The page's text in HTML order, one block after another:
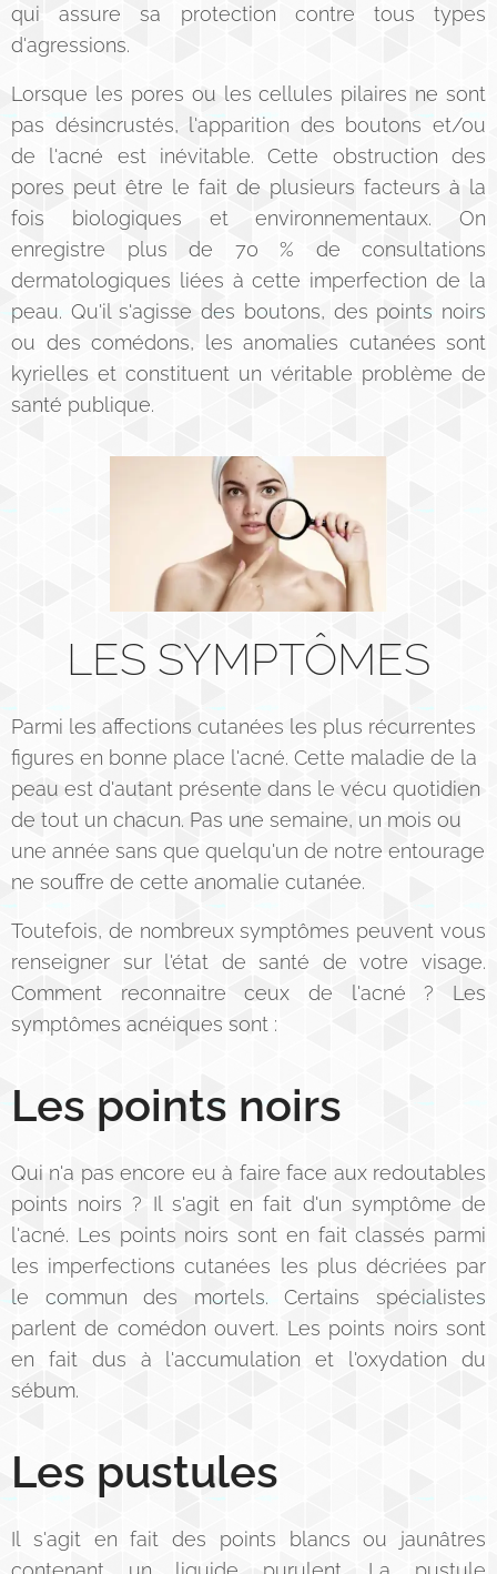
qui assure sa protection contre tous types
d'agressions.
Lorsque les pores ou les cellules pilaires ne sont
pas désincrustés, l'apparition des boutons et/ou
de l'acné est inévitable. Cette obstruction des
pores peut être le fait de plusieurs facteurs à la
fois biologiques et environnementaux. On
enregistre plus de 70 % de consultations
dermatologiques liées à cette imperfection de la
peau. Qu'il s'agisse des boutons, des points noirs
ou des comédons, les anomalies cutanées sont
kyrielles et constituent un véritable problème de
santé publique.
LES SYMPTÔMES
Parmi les affections cutanées les plus récurrentes
figures en bonne place l'acné. Cette maladie de la
peau est d'autant présente dans le vécu quotidien
de tout un chacun. Pas une semaine, un mois ou
une année sans que quelqu'un de notre entourage
ne souffre de cette anomalie cutanée.
Toutefois, de nombreux symptômes peuvent vous
renseigner sur l'état de santé de votre visage.
Comment reconnaitre ceux de l'acné ? Les
symptômes acnéiques sont :
Les points noirs
Qui n'a pas encore eu à faire face aux redoutables
points noirs ? Il s'agit en fait d'un symptôme de
l'acné. Les points noirs sont en fait classés parmi
les imperfections cutanées les plus décriées par
le commun des mortels. Certains spécialistes
parlent de comédon ouvert. Les points noirs sont
en fait dus à l'accumulation et l'oxydation du
sébum.
Les pustules
Il s'agit en fait des points blancs ou jaunâtres